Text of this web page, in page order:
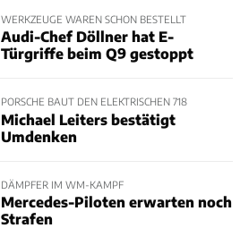
WERKZEUGE WAREN SCHON BESTELLT
Audi-Chef Döllner hat E-
Türgriffe beim Q9 gestoppt
PORSCHE BAUT DEN ELEKTRISCHEN 718
Michael Leiters bestätigt
Umdenken
DÄMPFER IM WM-KAMPF
Mercedes-Piloten erwarten noch
Strafen